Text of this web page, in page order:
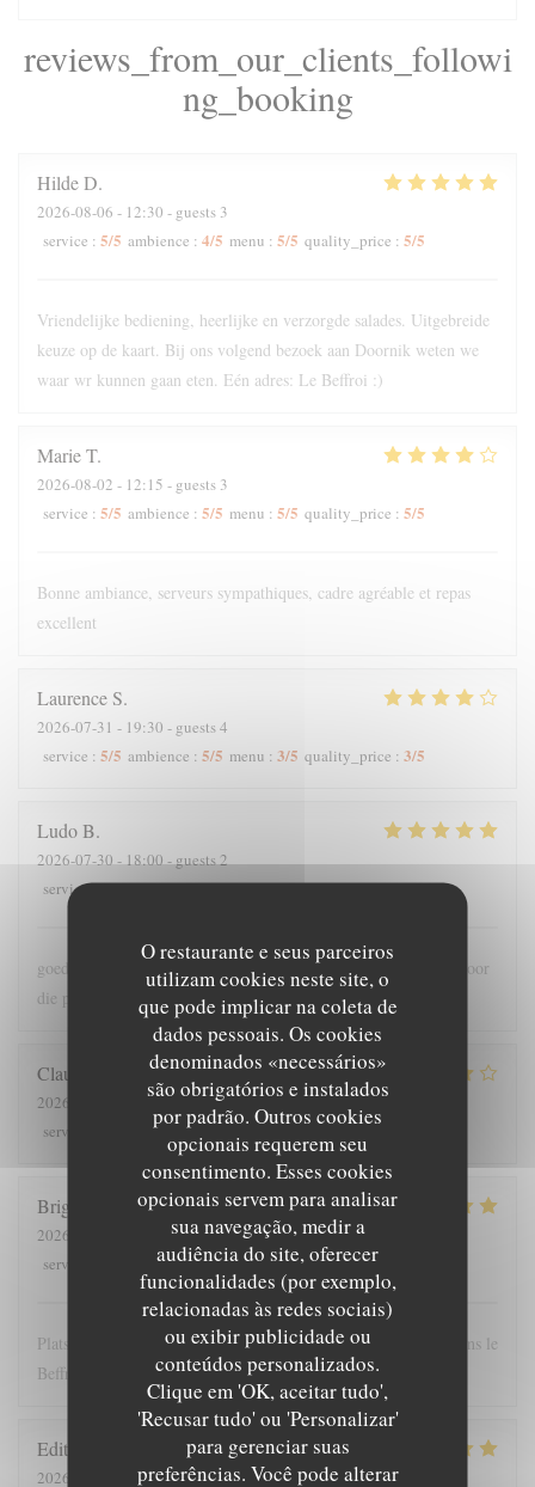
O restaurante e seus parceiros
utilizam cookies neste site, o
que pode implicar na coleta de
dados pessoais. Os cookies
denominados «necessários»
são obrigatórios e instalados
por padrão. Outros cookies
opcionais requerem seu
consentimento. Esses cookies
opcionais servem para analisar
sua navegação, medir a
audiência do site, oferecer
funcionalidades (por exemplo,
relacionadas às redes sociais)
ou exibir publicidade ou
conteúdos personalizados.
Clique em 'OK, aceitar tudo',
'Recusar tudo' ou 'Personalizar'
para gerenciar suas
preferências. Você pode alterar
reviews_from_our_clients_followi
ng_booking
HildeD
2026-08-06 - 12:30 - guests 3
service : 5/5 ambience : 4/5 menu : 5/5 quality_price : 5/5
Vriendelijke bediening, heerlijke en verzorgde salades. Uitgebreide
keuze op de kaart. Bij ons volgend bezoek aan Doornik weten we
waar wr kunnen gaan eten. Eén adres: Le Beffroi :)
MarieT
2026-08-02 - 12:15 - guests 3
service : 5/5 ambience : 5/5 menu : 5/5 quality_price : 5/5
Bonne ambiance, serveurs sympathiques, cadre agréable et repas
excellent
LaurenceS
2026-07-31 - 19:30 - guests 4
service : 5/5 ambience : 5/5 menu : 3/5 quality_price : 3/5
LudoB
2026-07-30- 18:00 - guests 2
service:5/5 ambience:5/5 menu:5/5 quality_price:5/5
goede bediening , lekker en meer dan voldoende grote porties voor
die prijs
Claude
2026-08-01
- 19:30 - guests 5
service
ambience: 4/5 menu :4/5 quality_price
Brigitte
2026-07-28
- 12:00 - guests 4
service
ambience: 5/5 menu : 5/5 quality_price
Plats copieux et personnel très sympathique. Nous recommandons le
Beffroi !
Edith
2026-07-26
- 19:00 - guests 8